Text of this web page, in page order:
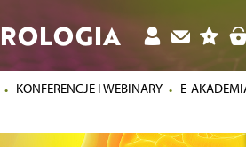
KONFERENCJE I WEBINARY E-